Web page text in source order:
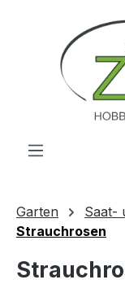
Zum Hauptinhalt
Garten Saat-
Strauchrosen